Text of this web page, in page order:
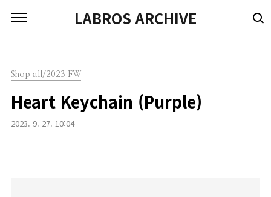
LABROS ARCHIVE
Shop all/2023 FW
Heart Keychain (Purple)
2023. 9. 27. 10:04